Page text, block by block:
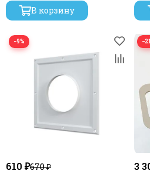
В корзину
−9%
610 ₽670 ₽
3